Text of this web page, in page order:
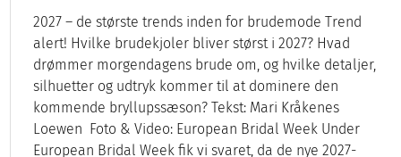
2027 – de største trends inden for brudemode Trend
alert! Hvilke brudekjoler bliver størst i 2027? Hvad
drømmer morgendagens brude om, og hvilke detaljer,
silhuetter og udtryk kommer til at dominere den
kommende bryllupssæson? Tekst: Mari Kråkenes
Loewen Foto & Video: European Bridal Week Under
European Bridal Week fik vi svaret, da de nye 2027-